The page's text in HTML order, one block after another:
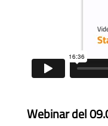
Webinar del